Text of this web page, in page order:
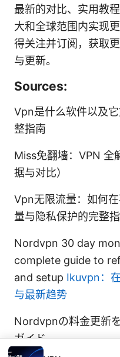
最新的对比、实用教
大和全球范围内实现
得关注并订阅，获取
与更新。
Sources:
Vpn是什么软件以及
整指南
Miss免翻墙：VPN 全
据与对比）
Vpn无限流量：如何
量与隐私保护的完整
Nordvpn 30 day
complete guide to
and setup Ikuvpn：
与最新趋势
Nordvpnの料金更新
ガイド